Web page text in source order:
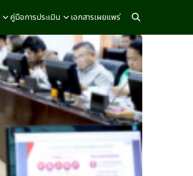
คู่มือการประเมิน
เอกสารเผยแพร่